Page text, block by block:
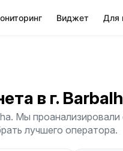
Виджет Для
в г.
Мы проанализировали
лучшего оператора.